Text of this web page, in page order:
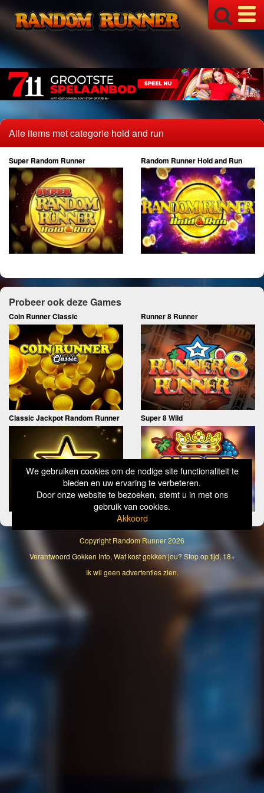
We gebruiken cookies om de nodige site functionaliteit te
bieden en uw ervaring te verbeteren.
Door onze website te bezoeken, stemt u in met ons
gebruik van cookies.
Akkoord
Alle items met categorie hold and run
Super Random Runner Random Runner Hold and Run
Probeer ook deze Games
Coin Runner Classic Runner 8 Runner
Classic Jackpot Random Runner Super 8 Wild
Copyright Random Runner2026
Verantwoord Gokken Info, Wat kost gokken jou? Stop op tijd, 18+
Ik wil geen advertenties zien.